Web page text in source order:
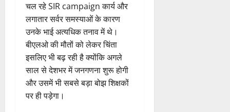
चल रहे SIR campaign कार्य और
लगातार सर्वर समस्याओं के कारण
उनके भाई अत्यधिक तनाव में थे।
बीएलओ की मौतों को लेकर चिंता
इसलिए भी बढ़ रही है क्योंकि अगले
साल से देशभर में जनगणना शुरू होगी
और उसमें भी सबसे बड़ा बोझ शिक्षकों
पर ही पड़ेगा।